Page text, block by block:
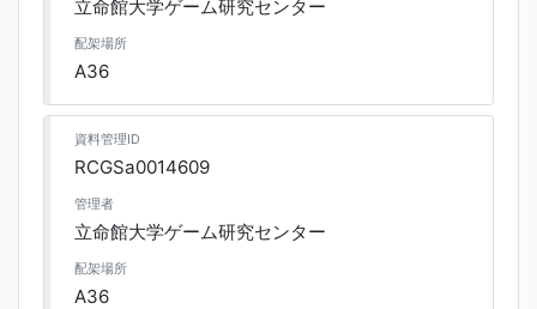
立命館大学ゲーム研究センター
配架場所
A36
資料管理ID
RCGSa0014609
管理者
立命館大学ゲーム研究センター
配架場所
A36